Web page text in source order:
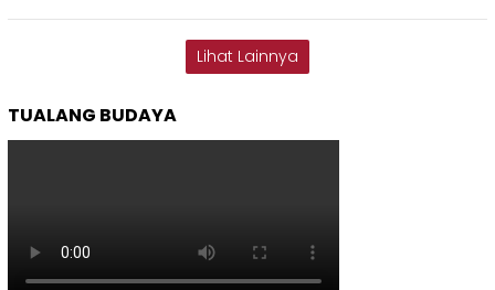
Lihat Lainnya
TUALANG BUDAYA